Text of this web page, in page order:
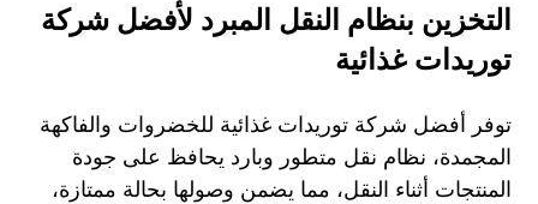
التخزين بنظام النقل المبرد لأفضل شركة
توريدات غذائية
توفر أفضل شركة توريدات غذائية للخضروات والفاكهة
المجمدة، نظام نقل متطور وبارد يحافظ على جودة
المنتجات أثناء النقل، مما يضمن وصولها بحالة ممتازة،